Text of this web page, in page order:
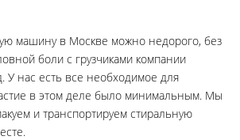
машину в Москве можно недорого, без
боли с грузчиками компании
нас есть все необходимое для
в этом деле было минимальным. Мы
и транспортируем стиральную